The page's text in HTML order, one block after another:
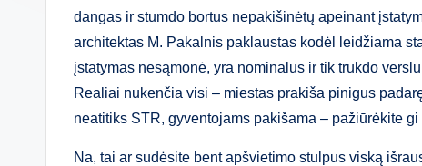
dangas ir stumdo bortus nepakišinėtų apeinant
architektas M. Pakalnis paklaustas kodėl leidžiama
įstatymas nesąmonė, yra nominalus ir tik trukdo
Realiai nukenčia visi – miestas prakiša pinigus
neatitiks STR, gyventojams pakišama – pažiūrėkite
Na, tai ar sudėsite bent apšvietimo stulpus viską